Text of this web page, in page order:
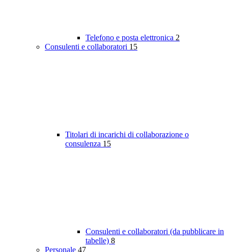
Telefono e posta elettronica 2
Consulenti e collaboratori 15
Titolari di incarichi di collaborazione o
consulenza 15
Consulenti e collaboratori (da pubblicare in
tabelle) 8
Personale 47